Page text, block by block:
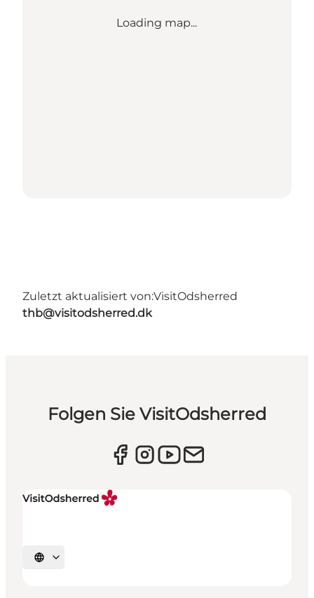
Loading map...
Zuletzt aktualisiert von:VisitOdsherred
thb@visitodsherred.dk
Folgen Sie VisitOdsherred
Sprache auswählen